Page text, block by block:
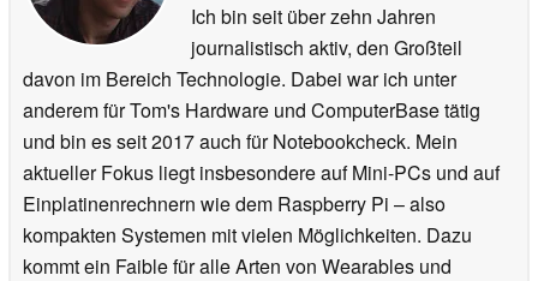
Ich bin seit über zehn Jahren
journalistisch aktiv, den Großteil
davon im Bereich Technologie. Dabei war ich unter
anderem für Tom's Hardware und ComputerBase tätig
und bin es seit 2017 auch für Notebookcheck. Mein
aktueller Fokus liegt insbesondere auf Mini-PCs und auf
Einplatinenrechnern wie dem Raspberry Pi – also
kompakten Systemen mit vielen Möglichkeiten. Dazu
kommt ein Faible für alle Arten von Wearables und